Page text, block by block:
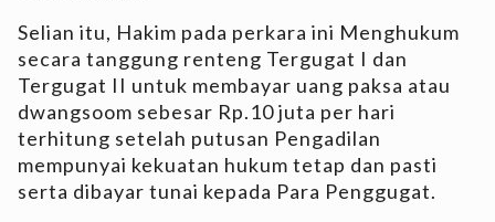
Selian itu, Hakim pada perkara ini Menghukum
secara tanggung renteng Tergugat I dan
Tergugat II untuk membayar uang paksa atau
dwangsoom sebesar Rp.10 juta per hari
terhitung setelah putusan Pengadilan
mempunyai kekuatan hukum tetap dan pasti
serta dibayar tunai kepada Para Penggugat.